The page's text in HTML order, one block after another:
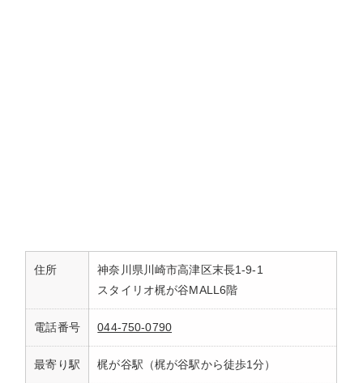
住所
神奈川県川崎市高津区末長1-9-1
スタイリオ梶が谷MALL6階
電話番号 044-750-0790
最寄り駅 梶が谷駅（梶が谷駅から徒歩1分）